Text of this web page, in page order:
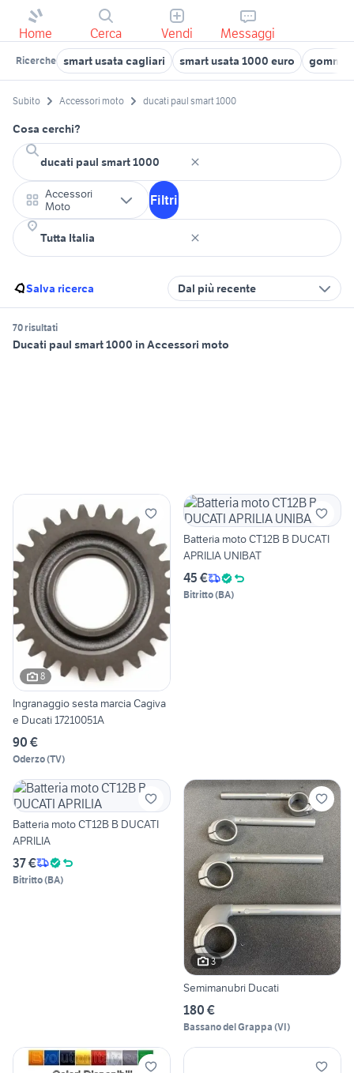
Home Cerca Vendi Messaggi
Ricerche smart usata cagliari smart usata 1000 euro gomme
Subito Accessori moto ducati paul smart 1000
Cosa cerchi?
Accessori
Moto
Filtri
Salva ricerca Dal più recente
70 risultati
Ducati paul smart 1000 in Accessori moto
8
Ingranaggio sesta marcia Cagiva
e Ducati 17210051A
90 €
Oderzo(TV)
Batteria moto CT12B B DUCATI
APRILIA UNIBAT
45 €
Bitritto(BA)
Batteria moto CT12B B DUCATI
APRILIA
37 €
Bitritto(BA)
3
Semimanubri Ducati
180 €
Bassano del Grappa (VI)